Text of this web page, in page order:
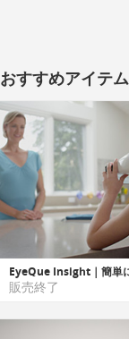
おすすめアイテム
販売終了